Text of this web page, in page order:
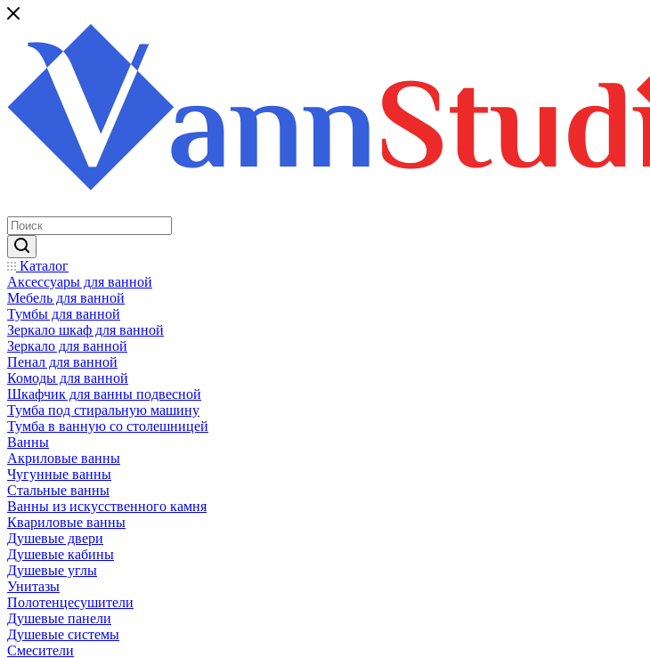
Каталог
Аксессуары для ванной
Мебель для ванной
Тумбы для ванной
Зеркало шкаф для ванной
Зеркало для ванной
Пенал для ванной
Комоды для ванной
Шкафчик для ванны подвесной
Тумба под стиральную машину
Тумба в ванную со столешницей
Ванны
Акриловые ванны
Чугунные ванны
Стальные ванны
Ванны из искусственного камня
Квариловые ванны
Душевые двери
Душевые кабины
Душевые углы
Унитазы
Полотенцесушители
Душевые панели
Душевые системы
Смесители